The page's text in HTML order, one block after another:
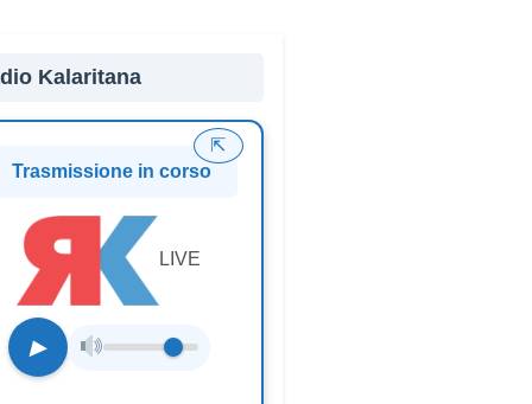
Kalaritana
Trasmissione in corso
LIVE
▶
⇱